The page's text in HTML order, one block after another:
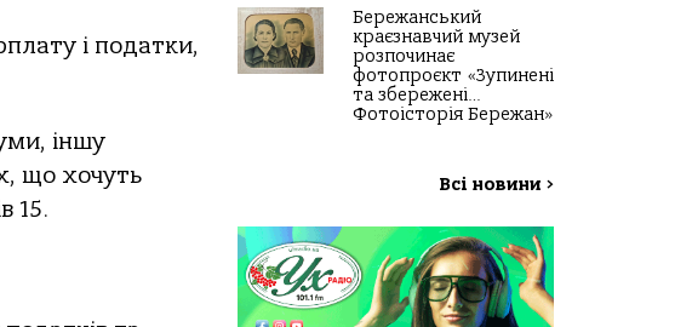
і податки,
іншу
що хочуть
15.
Бережанський
краєзнавчий музей
розпочинає
фотопроєкт «Зупинені
та збережені…
Фотоісторія Бережан»
Всі новини >